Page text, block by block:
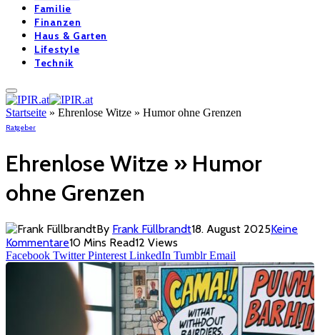
Familie
Finanzen
Haus & Garten
Lifestyle
Technik
Startseite » Ehrenlose Witze » Humor ohne Grenzen
Ratgeber
Ehrenlose Witze » Humor
ohne Grenzen
By Frank Füllbrandt18. August 2025Keine
Kommentare10 Mins Read12 Views
Facebook Twitter Pinterest LinkedIn Tumblr Email